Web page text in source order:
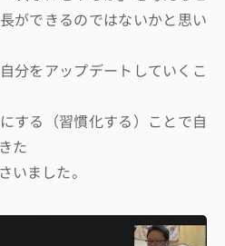
ができるのではないかと思い
分をアップデートしていくこ
する（習慣化する）ことで自
た
いました。